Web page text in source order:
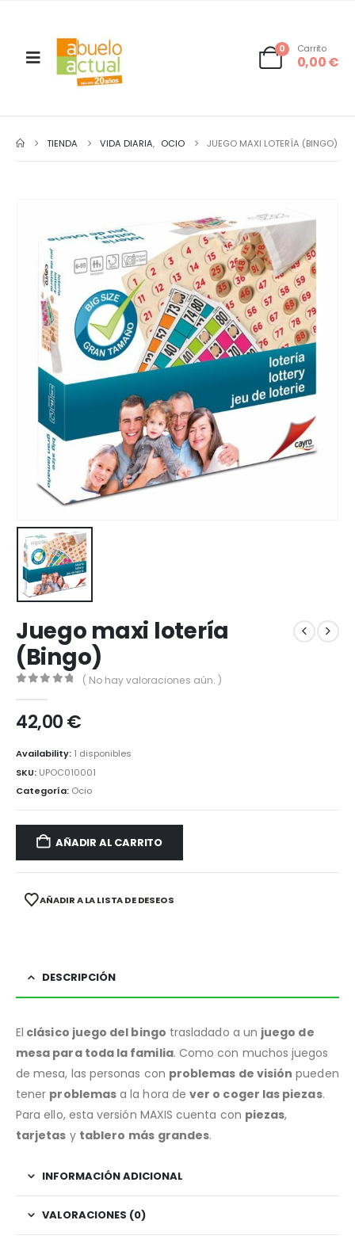
0 Carrito
0,00€
TIENDA VIDA DIARIA, OCIO JUEGO MAXI LOTERÍA (BINGO)
Juego maxi lotería
(Bingo)
( No hay valoraciones aún. )
42,00€
Availability: 1 disponibles
SKU: UPOC010001
Categoría: Ocio
AÑADIR AL CARRITO
AÑADIR A LA LISTA DE DESEOS
DESCRIPCIÓN
El clásico juego del bingo trasladado a un juego de
mesa para toda la familia. Como con muchos juegos
de mesa, las personas con problemas de visión pueden
tener problemas a la hora dever o coger las piezas.
Para ello, esta versión MAXIS cuenta con piezas,
tarjetas y tablero más grandes.
INFORMACIÓN ADICIONAL
VALORACIONES (0)